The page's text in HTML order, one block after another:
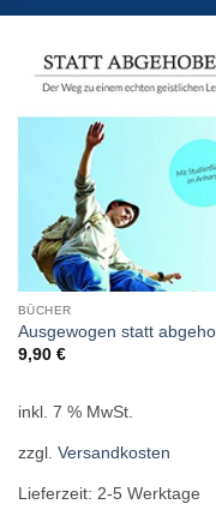
BÜCHER
Ausgewogen statt
9,90 €
inkl. 7 % MwSt.
zzgl. Versandkosten
Lieferzeit: 2-5 Werktage